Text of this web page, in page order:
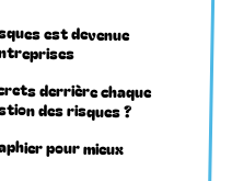
est devenue
derrière chaque
des risques ?
pour mieux